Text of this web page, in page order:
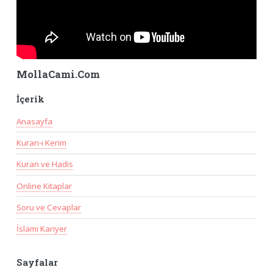
MollaCami.Com
İçerik
Anasayfa
Kuran-ı Kerim
Kuran ve Hadis
Online Kitaplar
Soru ve Cevaplar
İslami Kariyer
Sayfalar